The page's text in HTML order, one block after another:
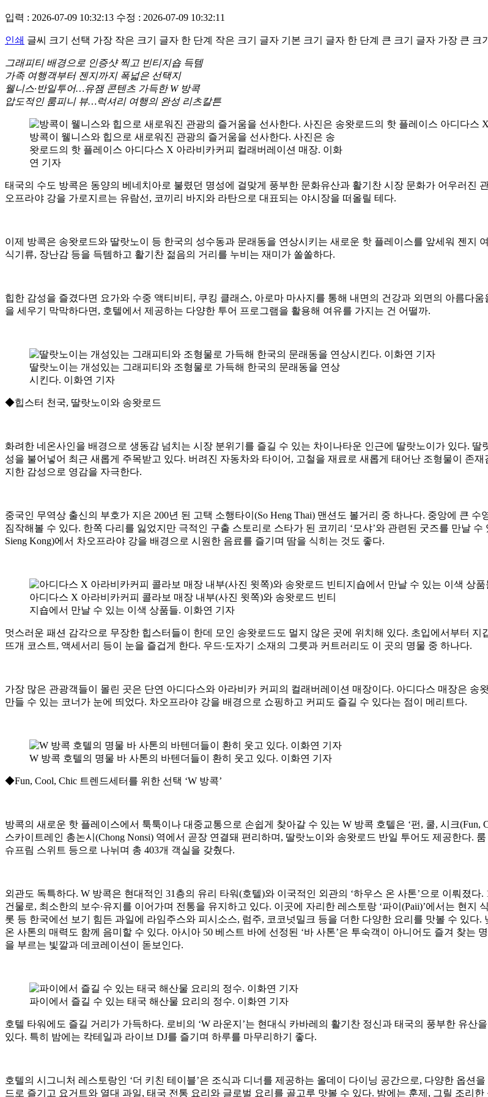
입력 : 2026-07-09 10:32:13 수정 : 2026-07-09 10:32:11
인쇄 글씨 크기 선택 가장 작은 크기 글자 한 단계 작은 크기 글자 기본 크기 글자 한 단계 큰 크기 글자 가장 큰 크
그래피티 배경으로 인증샷 찍고 빈티지숍 득템
가족 여행객부터 젠지까지 폭넓은 선택지
웰니스·반일투어…유잼 콘텐츠 가득한 W 방콕
압도적인 룸피니 뷰…럭셔리 여행의 완성 리츠칼튼
방콕이 웰니스와 힙으로 새로워진 관광의 즐거움을 선사한다. 사진은 송
왓로드의 핫 플레이스 아디다스 X 아라비카커피 컬래버레이션 매장. 이화
연 기자
태국의 수도 방콕은 동양의 베네치아로 불렸던 명성에 걸맞게 풍부한 문화유산과 활기찬 시장 문화가 어우러진
오프라야 강을 가로지르는 유람선, 코끼리 바지와 라탄으로 대표되는 야시장을 떠올릴 테다.
이제 방콕은 송왓로드와 딸랏노이 등 한국의 성수동과 문래동을 연상시키는 새로운 핫 플레이스를 앞세워 젠지
식기류, 장난감 등을 득템하고 활기찬 젊음의 거리를 누비는 재미가 쏠쏠하다.
힙한 감성을 즐겼다면 요가와 수중 액티비티, 쿠킹 클래스, 아로마 마사지를 통해 내면의 건강과 외면의 아름다
을 세우기 막막하다면, 호텔에서 제공하는 다양한 투어 프로그램을 활용해 여유를 가지는 건 어떨까.
딸랏노이는 개성있는 그래피티와 조형물로 가득해 한국의 문래동을 연상
시킨다. 이화연 기자
◆힙스터 천국, 딸랏노이와 송왓로드
화려한 네온사인을 배경으로 생동감 넘치는 시장 분위기를 즐길 수 있는 차이나타운 인근에 딸랏노이가 있다.
성을 불어넣어 최근 새롭게 주목받고 있다. 버려진 자동차와 타이어, 고철을 재료로 새롭게 태어난 조형물이 존
지한 감성으로 영감을 자극한다.
중국인 무역상 출신의 부호가 지은 200년 된 고택 소행타이(So Heng Thai) 맨션도 볼거리 중 하나다. 중앙에 큰
짐작해볼 수 있다. 한쪽 다리를 잃었지만 극적인 구출 스토리로 스타가 된 코끼리 ‘모샤’와 관련된 굿즈를 만날
Sieng Kong)에서 차오프라야 강을 배경으로 시원한 음료를 즐기며 땀을 식히는 것도 좋다.
아디다스 X 아라비카커피 콜라보 매장 내부(사진 윗쪽)와 송왓로드 빈티
지숍에서 만날 수 있는 이색 상품들. 이화연 기자
멋스러운 패션 감각으로 무장한 힙스터들이 한데 모인 송왓로드도 멀지 않은 곳에 위치해 있다. 초입에서부터
뜨개 코스트, 액세서리 등이 눈을 즐겁게 한다. 우드∙도자기 소재의 그릇과 커트러리도 이 곳의 명물 중 하나다.
가장 많은 관광객들이 몰린 곳은 단연 아디다스와 아라비카 커피의 컬래버레이션 매장이다. 아디다스 매장은
만들 수 있는 코너가 눈에 띄었다. 차오프라야 강을 배경으로 쇼핑하고 커피도 즐길 수 있다는 점이 메리트다.
W 방콕 호텔의 명물 바 사톤의 바텐더들이 환히 웃고 있다. 이화연 기자
◆Fun, Cool, Chic 트렌드세터를 위한 선택 ‘W 방콕’
방콕의 새로운 핫 플레이스에서 툭툭이나 대중교통으로 손쉽게 찾아갈 수 있는 W 방콕 호텔은 ‘펀, 쿨, 시크
스카이트레인 총논시(Chong Nonsi) 역에서 곧장 연결돼 편리하며, 딸랏노이와 송왓로드 반일 투어도 제공한다.
슈프림 스위트 등으로 나뉘며 총 403개 객실을 갖췄다.
외관도 독특하다. W 방콕은 현대적인 31층의 유리 타워(호텔)와 이국적인 외관의 ‘하우스 온 사톤’으로 이뤄졌
건물로, 최소한의 보수∙유지를 이어가며 전통을 유지하고 있다. 이곳에 자리한 레스토랑 ‘파이(Paii)’에서는 현
롯 등 한국에선 보기 힘든 과일에 라임주스와 피시소스, 럼주, 코코넛밀크 등을 더한 다양한 요리를 맛볼 수 있
온 사톤의 매력도 함께 음미할 수 있다. 아시아 50 베스트 바에 선정된 ‘바 사톤’은 투숙객이 아니어도 즐겨 찾
을 부르는 빛깔과 데코레이션이 돋보인다.
파이에서 즐길 수 있는 태국 해산물 요리의 정수. 이화연 기자
호텔 타워에도 즐길 거리가 가득하다. 로비의 ‘W 라운지’는 현대식 카바레의 활기찬 정신과 태국의 풍부한 유
있다. 특히 밤에는 칵테일과 라이브 DJ를 즐기며 하루를 마무리하기 좋다.
호텔의 시그니처 레스토랑인 ‘더 키친 테이블’은 조식과 디너를 제공하는 올데이 다이닝 공간으로, 다양한 옵션
드로 즐기고 요거트와 열대 과일, 태국 전통 요리와 글로벌 요리를 골고루 맛볼 수 있다. 밤에는 훈제, 그릴 조리